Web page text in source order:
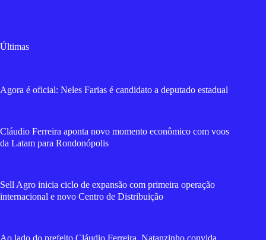
Últimas
Agora é oficial: Neles Farias é candidato a deputado estadual
Cláudio Ferreira aponta novo momento econômico com voos
da Latam para Rondonópolis
Sell Agro inicia ciclo de expansão com primeira operação
internacional e novo Centro de Distribuição